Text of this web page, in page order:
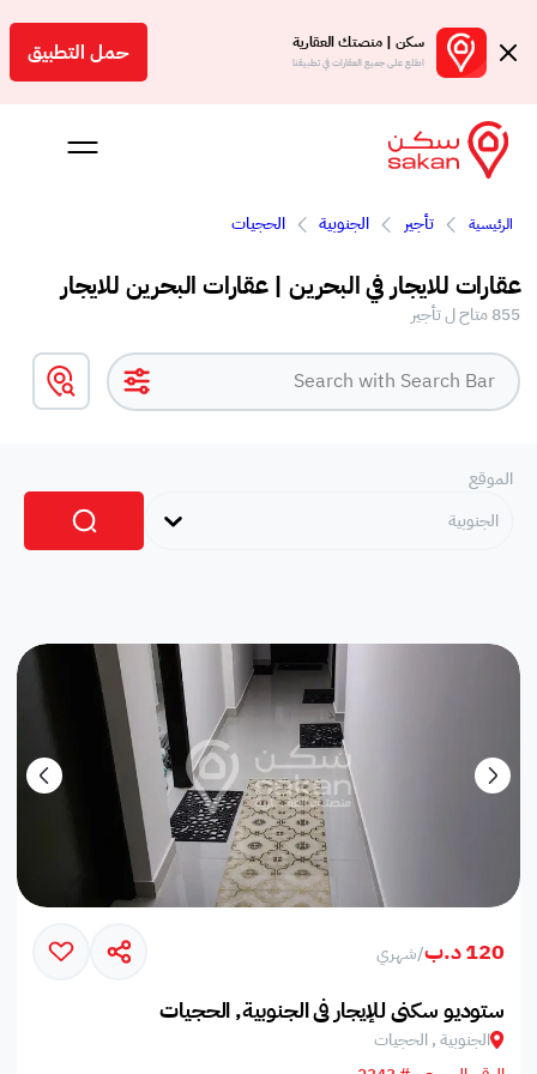
سكن | منصتك العقارية
اطلع على جميع العقارات في تطبيقنا حمل التطبيق
بالعمولة
الرئيسية تأجير الجنوبية الحجيات
عقارات للايجار في البحرين | عقارات البحرين للايجار
855 متاح ل تأجير
الموقع
الجنوبية
120 د.ب /شهري
ستوديو سكني للإيجار في الجنوبية, الحجيات
الجنوبية , الحجيات